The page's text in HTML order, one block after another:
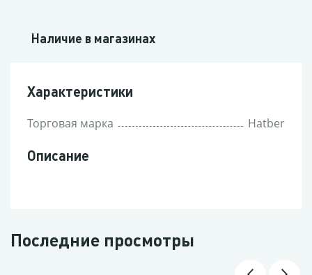
Наличие в магазинах
Характеристики
Торговая марка Hatber
Описание
Последние просмотры